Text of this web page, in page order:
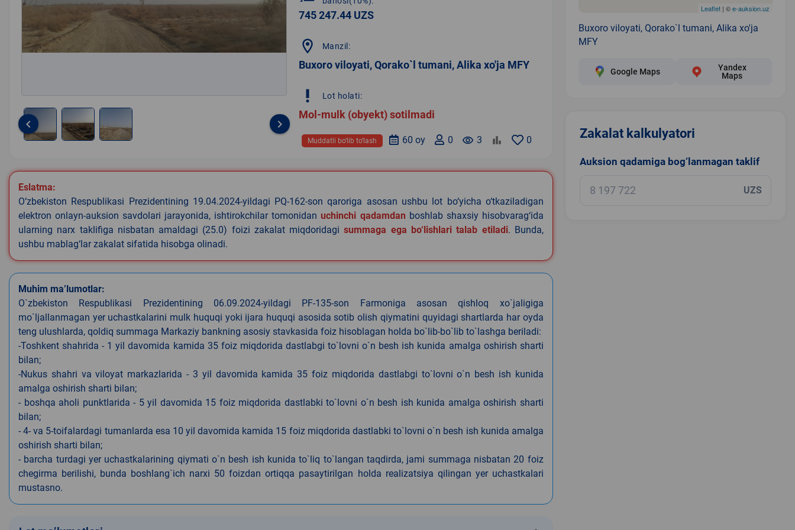
of
3
keyboard_arrow_left keyboard_arrow_right
745 247.44 UZS
location_on Manzil:
Buxoro viloyati, Qorako`l tumani, Alika xo'ja MFY
priority_high Lot holati:
Mol-mulk (obyekt) sotilmadi
0
remove_red_eye 3
0
60 oy
Muddatli bo‘lib to‘lash
Eslatma:
O‘zbekiston Respublikasi Prezidentining 19.04.2024-yildagi PQ-162-son qaroriga asosan ushbu lot bo‘yicha o‘tkaziladigan
elektron onlayn-auksion savdolari jarayonida, ishtirokchilar tomonidanuchinchi qadamdan boshlab shaxsiy hisobvarag‘ida
ularning narx taklifiga nisbatan amaldagi (25.0) foizi zakalat miqdoridagisummaga ega bo‘lishlari talab etiladi. Bunda,
ushbu mablag‘lar zakalat sifatida hisobga olinadi.
Muhim ma’lumotlar:
O`zbekiston Respublikasi Prezidentining 06.09.2024-yildagi PF-135-son Farmoniga asosan qishloq xo`jaligiga
mo`ljallanmagan yer uchastkalarini mulk huquqi yoki ijara huquqi asosida sotib olish qiymatini quyidagi shartlarda har oyda
teng ulushlarda, qoldiq summaga Markaziy bankning asosiy stavkasida foiz hisoblagan holda bo`lib-bo`lib to`lashga beriladi:
-Toshkent shahrida - 1 yil davomida kamida 35 foiz miqdorida dastlabgi to`lovni o`n besh ish kunida amalga oshirish sharti
bilan;
-Nukus shahri va viloyat markazlarida - 3 yil davomida kamida 35 foiz miqdorida dastlabgi to`lovni o`n besh ish kunida
amalga oshirish sharti bilan;
- boshqa aholi punktlarida - 5 yil davomida 15 foiz miqdorida dastlabki to`lovni o`n besh ish kunida amalga oshirish sharti
bilan;
- 4- va 5-toifalardagi tumanlarda esa 10 yil davomida kamida 15 foiz miqdorida dastlabki to`lovni o`n besh ish kunida amalga
oshirish sharti bilan;
- barcha turdagi yer uchastkalarining qiymati o`n besh ish kunida to`liq to`langan taqdirda, jami summaga nisbatan 20 foiz
chegirma berilishi, bunda boshlang`ich narxi 50 foizdan ortiqqa pasaytirilgan holda realizatsiya qilingan yer uchastkalari
mustasno.
Leaflet| ©e-auksion.uz
Buxoro viloyati, Qorako`l tumani, Alika xo'ja
MFY
Google Maps
Yandex
Maps
Zakalat kalkulyatori
Auksion qadamiga bog‘lanmagan taklif
UZS